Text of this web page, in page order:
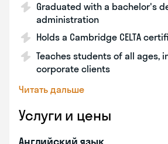
Graduated with a bachelor's
administration
Holds a Cambridge CELTA
Teaches students of all ages,
corporate clients
Читать дальше
Услуги и цены